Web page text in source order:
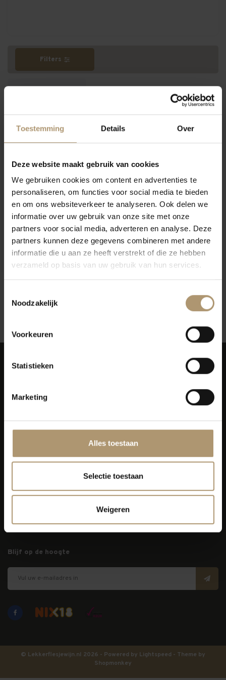
Toestemming Details Over
Deze website maakt gebruik van cookies
We gebruiken cookies om content en advertenties te
personaliseren, om functies voor social media te bieden
en om ons websiteverkeer te analyseren. Ook delen we
informatie over uw gebruik van onze site met onze
partners voor social media, adverteren en analyse. Deze
partners kunnen deze gegevens combineren met andere
informatie die u aan ze heeft verstrekt of die ze hebben
verzameld op basis van uw gebruik van hun services.
Noodzakelijk
Voorkeuren
Statistieken
Marketing
Alles toestaan
Selectie toestaan
Weigeren
Filters
Hamersma 8.5
Kendall-Jackson Vintner's
Reserve Zinfandel
€16,99 €19,95
2431 AE Noorden
Lekkerflesjewijn
Blijf op de hoogte
© Lekkerflesjewijn.nl 2026 - Powered by Lightspeed - Theme by
Shopmonkey